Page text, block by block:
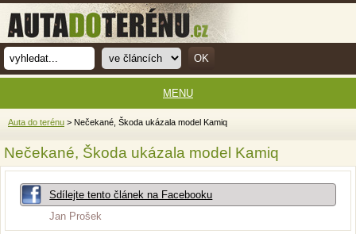
Auta do terénu > Nečekané, Škoda ukázala model Kamiq
Nečekané, Škoda ukázala model Kamiq
Sdílejte tento článek na Facebooku
Jan Prošek
MENU